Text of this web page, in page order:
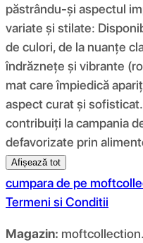
păstrându-și aspectul
variate și stilate:
de culori, de la nuanțe
îndrăznețe și vibrante
mat care împiedică
aspect curat și
contribuiți la campania
defavorizate prin
Afișează tot
cumpara de pe
Termeni si Conditii
Magazin: